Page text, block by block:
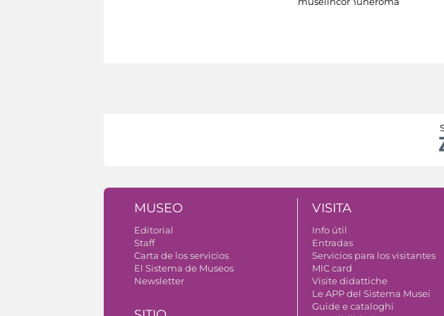
MUSEO
Editorial
Staff
Carta de los servicios
El Sistema de Museos
Newsletter
VISITA
Info útil
Entradas
Servicios para los visitantes
MIC card
Visite didattiche
Le APP del Sistema Musei
Guide e cataloghi